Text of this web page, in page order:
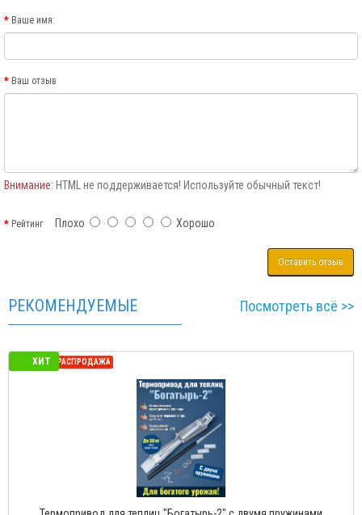
Ваше имя:
Ваш отзыв
Внимание: HTML не поддерживается! Используйте обычный текст!
РейтингПлохо Хорошо
Оставить отзыв
РЕКОМЕНДУЕМЫЕ Посмотреть всё >>
ХИТ
СЕЗОННАЯ РАСПРОДАЖА